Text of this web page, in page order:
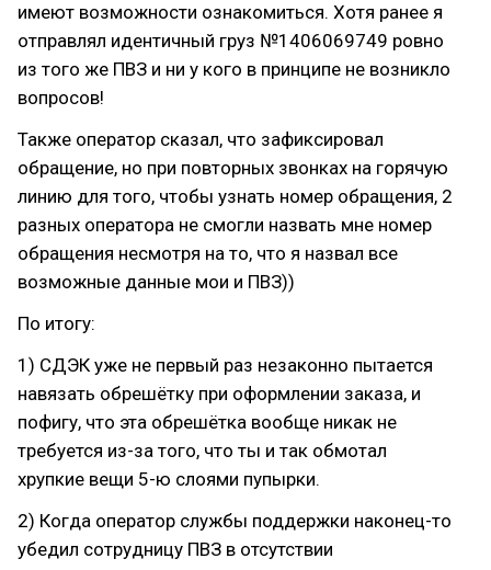
имеют возможности ознакомиться. Хотя ранее я
отправлял идентичный груз №1406069749 ровно
из того же ПВЗ и ни у кого в принципе не возникло
вопросов!
Также оператор сказал, что зафиксировал
обращение, но при повторных звонках на горячую
линию для того, чтобы узнать номер обращения, 2
разных оператора не смогли назвать мне номер
обращения несмотря на то, что я назвал все
возможные данные мои и ПВЗ))
По итогу:
1) СДЭК уже не первый раз незаконно пытается
навязать обрешётку при оформлении заказа, и
пофигу, что эта обрешётка вообще никак не
требуется из-за того, что ты и так обмотал
хрупкие вещи 5-ю слоями пупырки.
2) Когда оператор службы поддержки наконец-то
убедил сотрудницу ПВЗ в отсутствии